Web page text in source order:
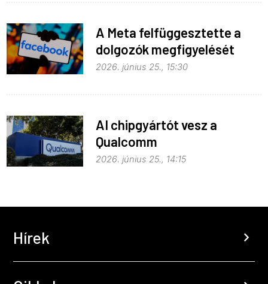
A Meta felfüggesztette a
dolgozók megfigyelését
2026. június 25., 15:30
AI chipgyártót vesz a
Qualcomm
2026. június 25., 14:15
Hírek chevron_right